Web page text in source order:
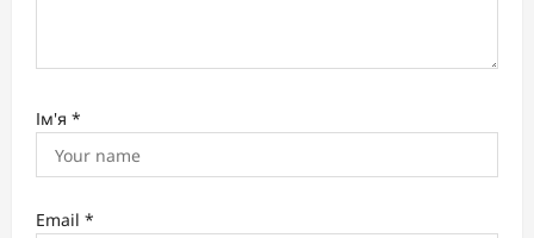
Ім'я *
Email *